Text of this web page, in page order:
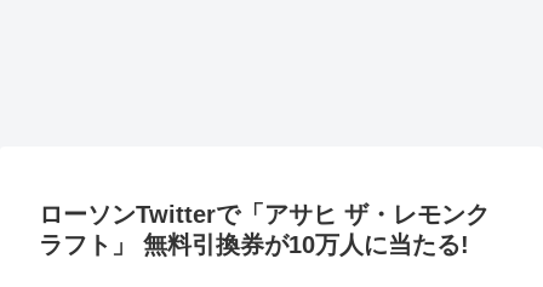
ローソンTwitterで「アサヒ ザ・レモンク
ラフト」 無料引換券が10万人に当たる!